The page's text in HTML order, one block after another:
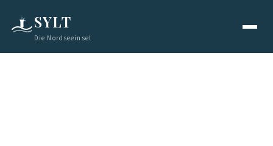
SYLT
Die Nordseeinsel